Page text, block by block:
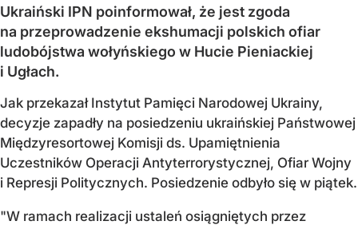
Ukraiński IPN poinformował, że jest zgoda
na przeprowadzenie ekshumacji polskich ofiar
ludobójstwa wołyńskiego w Hucie Pieniackiej
i Ugłach.
Jak przekazał Instytut Pamięci Narodowej Ukrainy,
decyzje zapadły na posiedzeniu ukraińskiej Państwowej
Międzyresortowej Komisji ds. Upamiętnienia
Uczestników Operacji Antyterrorystycznej, Ofiar Wojny
i Represji Politycznych. Posiedzenie odbyło się w piątek.
"W ramach realizacji ustaleń osiągniętych przez